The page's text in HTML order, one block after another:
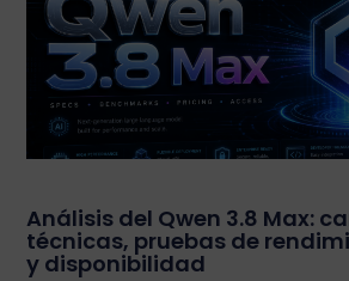
Análisis del Qwen 3.8 Max:
técnicas, pruebas de
y disponibilidad